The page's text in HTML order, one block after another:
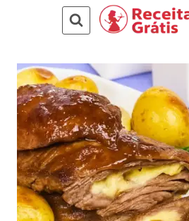
Conteúdo